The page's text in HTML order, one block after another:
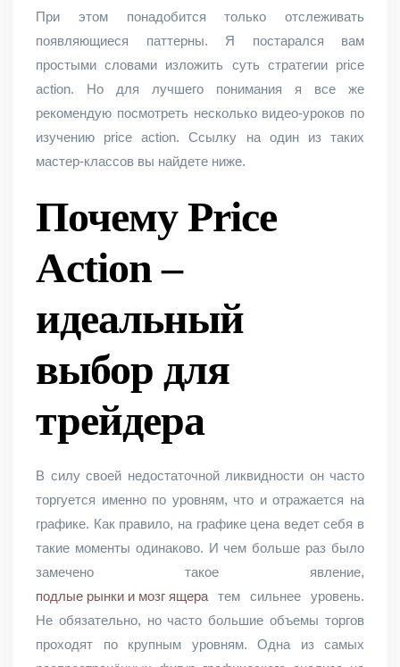
При этом понадобится только отслеживать
появляющиеся паттерны. Я постарался вам
простыми словами изложить суть стратегии price
action. Но для лучшего понимания я все же
рекомендую посмотреть несколько видео-уроков по
изучению price action. Ссылку на один из таких
мастер-классов вы найдете ниже.
Почему Price
Action –
идеальный
выбор для
трейдера
В силу своей недостаточной ликвидности он часто
торгуется именно по уровням, что и отражается на
графике. Как правило, на графике цена ведет себя в
такие моменты одинаково. И чем больше раз было
замечено такое явление,
подлые рынки и мозг ящера тем сильнее уровень.
Не обязательно, но часто большие объемы торгов
проходят по крупным уровням. Одна из самых